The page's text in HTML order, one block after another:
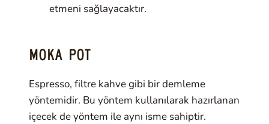
etmeni sağlayacaktır.
MOKA POT
Espresso, filtre kahve gibi bir demleme
yöntemidir. Bu yöntem kullanılarak hazırlanan
içecek de yöntem ile aynı isme sahiptir.